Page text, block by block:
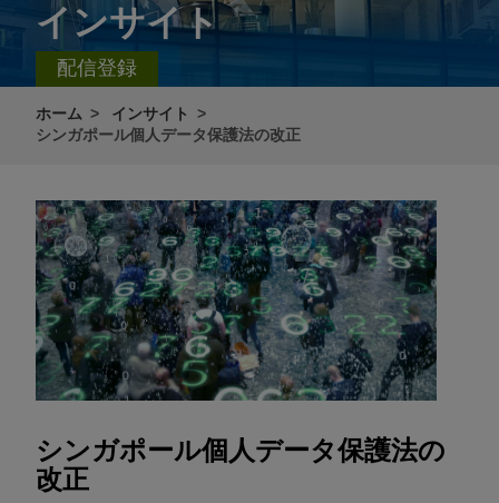
インサイト
配信登録
ホーム
インサイト
シンガポール個人データ保護法の改正
シンガポール個人データ保護法の
改正